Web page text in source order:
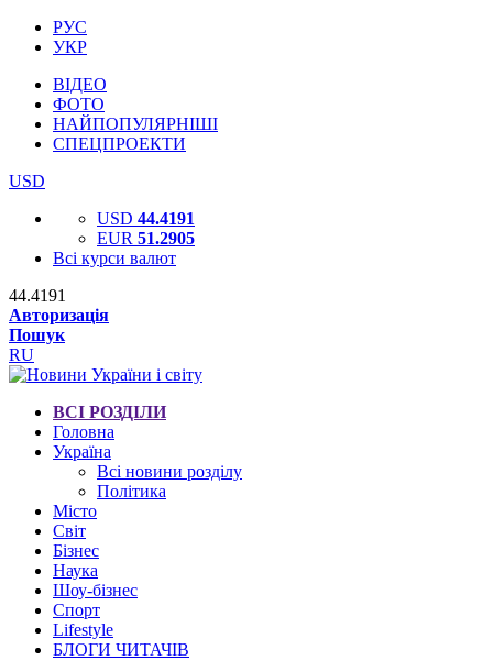
РУС
УКР
ВІДЕО
ФОТО
НАЙПОПУЛЯРНІШІ
СПЕЦПРОЕКТИ
USD
USD 44.4191
EUR 51.2905
Всі курси валют
44.4191
Авторизація
Пошук
RU
ВСІ РОЗДІЛИ
Головна
Україна
Всі новини розділу
Політика
Місто
Світ
Бізнес
Наука
Шоу-бізнес
Спорт
Lifestyle
БЛОГИ ЧИТАЧІВ